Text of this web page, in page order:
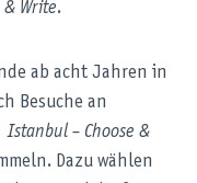
& Write.
ab acht Jahren in
Besuche an
Istanbul – Choose &
Dazu wählen